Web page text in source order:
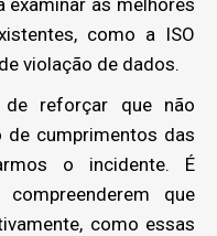
examinar as melhores
como a ISO
violação de dados.
reforçar que não
de cumprimentos das
o incidente. É
que
como essas